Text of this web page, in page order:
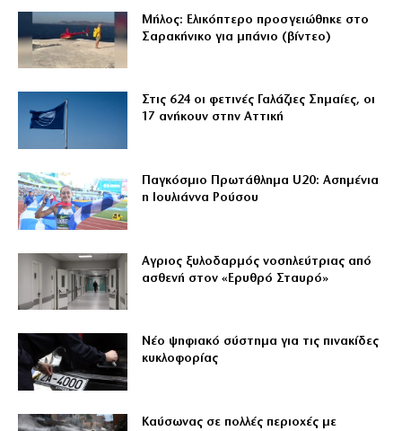
Μήλος: Ελικόπτερο προσγειώθηκε στο
Σαρακήνικο για μπάνιο (βίντεο)
Στις 624 οι φετινές Γαλάζιες Σημαίες, οι
17 ανήκουν στην Αττική
Παγκόσμιο Πρωτάθλημα U20: Ασημένια
η Ιουλιάννα Ρούσου
Αγριος ξυλοδαρμός νοσηλεύτριας από
ασθενή στον «Ερυθρό Σταυρό»
Νέο ψηφιακό σύστημα για τις πινακίδες
κυκλοφορίας
Καύσωνας σε πολλές περιοχές με